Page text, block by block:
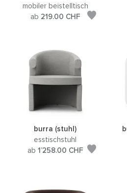
mobiler beistelltisch
ab 219.00 CHF
burra (stuhl)
esstischstuhl
ab 1’258.00 CHF